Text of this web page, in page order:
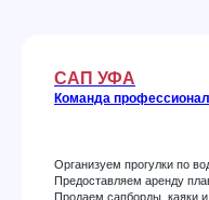
САП УФА
Команда
Организуем прогулки по
Предоставляем аренду
Продаем сапборды, каяки